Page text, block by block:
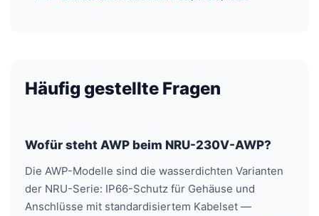
Häufig gestellte Fragen
Wofür steht AWP beim NRU-230V-AWP?
Die AWP-Modelle sind die wasserdichten Varianten
der NRU-Serie: IP66-Schutz für Gehäuse und
Anschlüsse mit standardisiertem Kabelset —